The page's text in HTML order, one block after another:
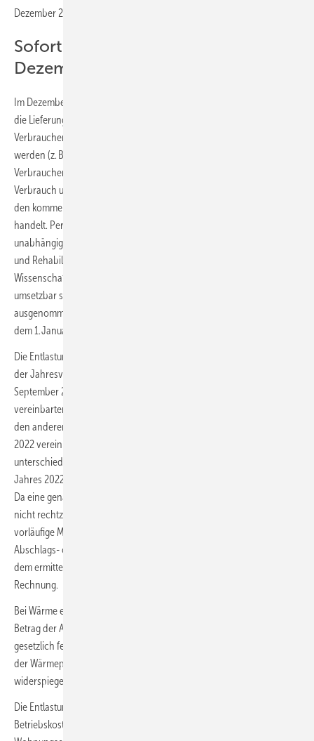
Dezember 2022 abgeschlossen werden.
Soforthilfe: Abschlagszahlung
Dezember für Gas und Wärme
Im Dezember 2022 soll eine einmalige Entlastung der Verbraucher für
die Lieferung von Gas und Wärme erfolgen. Begünstigt sind alle
Verbraucher, die nach Standardlastprofilen (SLP) abgerechnet
werden (z. B. Haushalte, KMU, soziale Einrichtungen u. a.) sowie
Verbraucher mit registrierter Leistungsmessung (RLM) sofern ihr
Verbrauch unter 1,5 GWh/a liegt und es sich nicht um Verbrauch für
den kommerziellen Betrieb von Strom- und Wärmerzeugungsanlagen
handelt. Per Sonderregelung werden zusätzlich weitere Verbraucher
unabhängig von ihrem Jahresverbrauch einbezogen, etwa Pflege-
und Rehabilitationseinrichtungen oder Bildungs- und
Wissenschaftseinrichtungen. Sofern administrativ und technisch
umsetzbar sollen alle Krankenhäuser von dieser Regelung
ausgenommen sein, da angestrebt wird, sie über die zweite Stufe ab
dem 1. Januar 2023 zu entlasten.
Die Entlastung entspricht bei Erdgas dem Produkt aus einem Zwölftel
der Jahresverbrauchsprognose, welche der Abschlagszahlung im
September 2022 zugrunde gelegt wurde, und dem für Dezember 2022
vereinbarten Arbeitspreis, ergänzt um eine anteilige Entlastung bei
den anderen Preiselementen. Das Abstellen auf die für Dezember
2022 vereinbarten Preise soll gewährleisten, dass die teilweise sehr
unterschiedlichen und teils erheblichen Preisanstiege zum Ende des
Jahres 2022 zugunsten der Letztverbraucher berücksichtigt werden.
Da eine genaue Berechnung des Entlastungsbetrags häufig noch
nicht rechtzeitig zum Dezember 2022 möglich ist, soll – zunächst als
vorläufige Maßnahme – die Pflicht der Kunden zum Leisten der
Abschlags- oder Vorauszahlung entfallen; ein präziser Abgleich mit
dem ermittelten Entlastungsbetrag erfolgt dann über die nächste
Rechnung.
Bei Wärme ergibt sich die Höhe der staatlichen Entlastung durch den
Betrag der Abschlagszahlung im September multipliziert mit dem
gesetzlich festgelegten Anpassungsfaktor (120 %), der die Entwicklung
der Wärmepreisabschläge im Zeitraum September bis Dezember 2022
widerspiegelt.
Die Entlastung des Vermieters soll an die Mieter mit der
Betriebskostenabrechnung für 2022 weitergegeben werden, bei einer